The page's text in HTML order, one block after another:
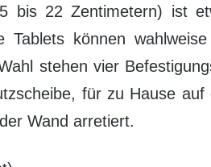
bis 22 Zentimetern) ist
Tablets können
stehen vier
für zu Hause
Wand arretiert.